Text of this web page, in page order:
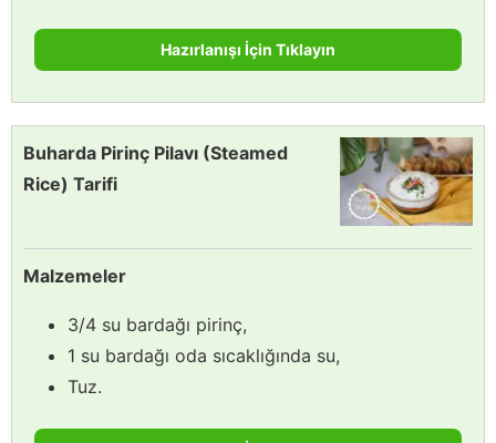
Hazırlanışı İçin Tıklayın
Buharda Pirinç Pilavı (Steamed
Rice) Tarifi
Malzemeler
3/4 su bardağı pirinç,
1 su bardağı oda sıcaklığında su,
Tuz.